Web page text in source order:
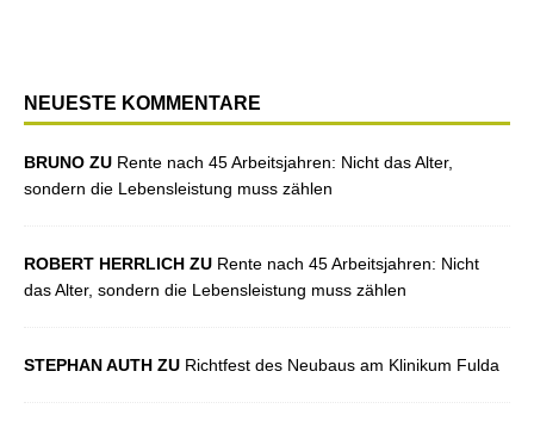
NEUESTE KOMMENTARE
BRUNO ZU Rente nach 45 Arbeitsjahren: Nicht das Alter,
sondern die Lebensleistung muss zählen
ROBERT HERRLICH ZU Rente nach 45 Arbeitsjahren: Nicht
das Alter, sondern die Lebensleistung muss zählen
STEPHAN AUTH ZU Richtfest des Neubaus am Klinikum Fulda